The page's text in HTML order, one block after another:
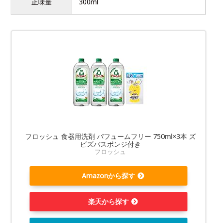
フロッシュ 食器用洗剤 パフュームフリー 750ml×3本 ズ
ビズバスポンジ付き
フロッシュ
Amazonから探す
楽天から探す